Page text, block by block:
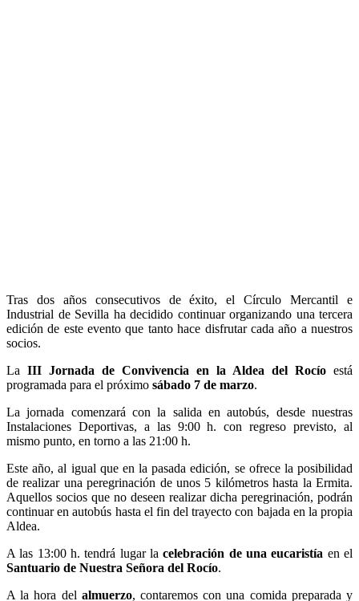
Tras dos años consecutivos de éxito, el Círculo Mercantil e
Industrial de Sevilla ha decidido continuar organizando una tercera
edición de este evento que tanto hace disfrutar cada año a nuestros
socios.
La III Jornada de Convivencia en la Aldea del Rocío está
programada para el próximo sábado 7 de marzo.
La jornada comenzará con la salida en autobús, desde nuestras
Instalaciones Deportivas, a las 9:00 h. con regreso previsto, al
mismo punto, en torno a las 21:00 h.
Este año, al igual que en la pasada edición, se ofrece la posibilidad
de realizar una peregrinación de unos 5 kilómetros hasta la Ermita.
Aquellos socios que no deseen realizar dicha peregrinación, podrán
continuar en autobús hasta el fin del trayecto con bajada en la propia
Aldea.
A las 13:00 h. tendrá lugar lacelebración de una eucaristía en el
Santuario de Nuestra Señora del Rocío.
A la hora del almuerzo, contaremos con una comida preparada y